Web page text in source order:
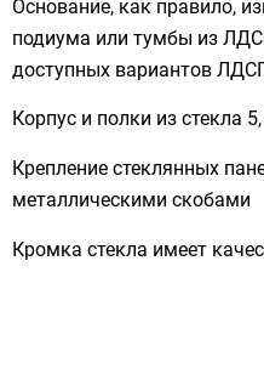
Основание, как правило,
подиума или тумбы из
доступных вариантов
Корпус и полки из стекла
Крепление стеклянных
металлическими скобами
Кромка стекла имеет